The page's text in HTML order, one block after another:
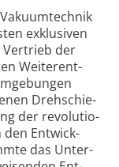
exklu­siven
Ver­trieb der
Wei­ter­ent­
Dreh­schie­
der revo­lutio­
den Ent­wick­
das Unter­